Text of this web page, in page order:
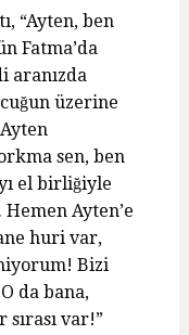
“Ayten, ben
Fatma’da
aranızda
üzerine
sen, ben
el birliğiyle
Ayten’e
huri var,
Bizi
da bana,
sırası var!”